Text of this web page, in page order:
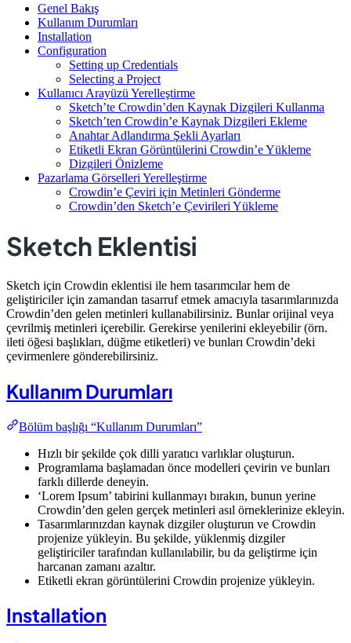
Genel Bakış
Kullanım Durumları
Installation
Configuration
Setting up Credentials
Selecting a Project
Kullanıcı Arayüzü Yerelleştirme
Sketch’te Crowdin’den Kaynak Dizgileri Kullanma
Sketch’ten Crowdin’e Kaynak Dizgileri Ekleme
Anahtar Adlandırma Şekli Ayarları
Etiketli Ekran Görüntülerini Crowdin’e Yükleme
Dizgileri Önizleme
Pazarlama Görselleri Yerelleştirme
Crowdin’e Çeviri için Metinleri Gönderme
Crowdin’den Sketch’e Çevirileri Yükleme
Sketch Eklentisi
Sketch için Crowdin eklentisi ile hem tasarımcılar hem de
geliştiriciler için zamandan tasarruf etmek amacıyla tasarımlarınızda
Crowdin’den gelen metinleri kullanabilirsiniz. Bunlar orijinal veya
çevrilmiş metinleri içerebilir. Gerekirse yenilerini ekleyebilir (örn.
ileti öğesi başlıkları, düğme etiketleri) ve bunları Crowdin’deki
çevirmenlere gönderebilirsiniz.
Kullanım Durumları
Bölüm başlığı “Kullanım Durumları”
Hızlı bir şekilde çok dilli yaratıcı varlıklar oluşturun.
Programlama başlamadan önce modelleri çevirin ve bunları
farklı dillerde deneyin.
‘Lorem Ipsum’ tabirini kullanmayı bırakın, bunun yerine
Crowdin’den gelen gerçek metinleri asıl örneklerinize ekleyin.
Tasarımlarınızdan kaynak dizgiler oluşturun ve Crowdin
projenize yükleyin. Bu şekilde, yüklenmiş dizgiler
geliştiriciler tarafından kullanılabilir, bu da geliştirme için
harcanan zamanı azaltır.
Etiketli ekran görüntülerini Crowdin projenize yükleyin.
Installation